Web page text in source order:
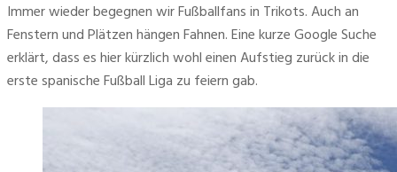
Immer wieder begegnen wir Fußballfans in Trikots. Auch an
Fenstern und Plätzen hängen Fahnen. Eine kurze Google Suche
erklärt, dass es hier kürzlich wohl einen Aufstieg zurück in die
erste spanische Fußball Liga zu feiern gab.